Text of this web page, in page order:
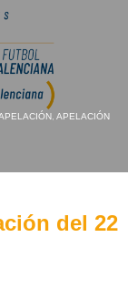
, APELACIÓN
del 22